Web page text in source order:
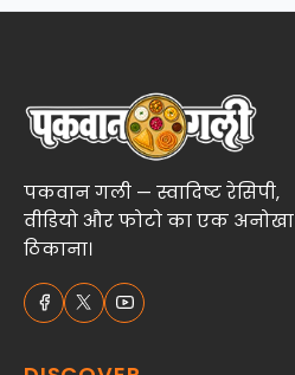
पकवान गली — स्वादिष्ट रेसिपी,
वीडियो और फोटो का एक अनोखा
ठिकाना।